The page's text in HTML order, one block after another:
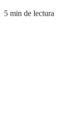
5 min de lectura